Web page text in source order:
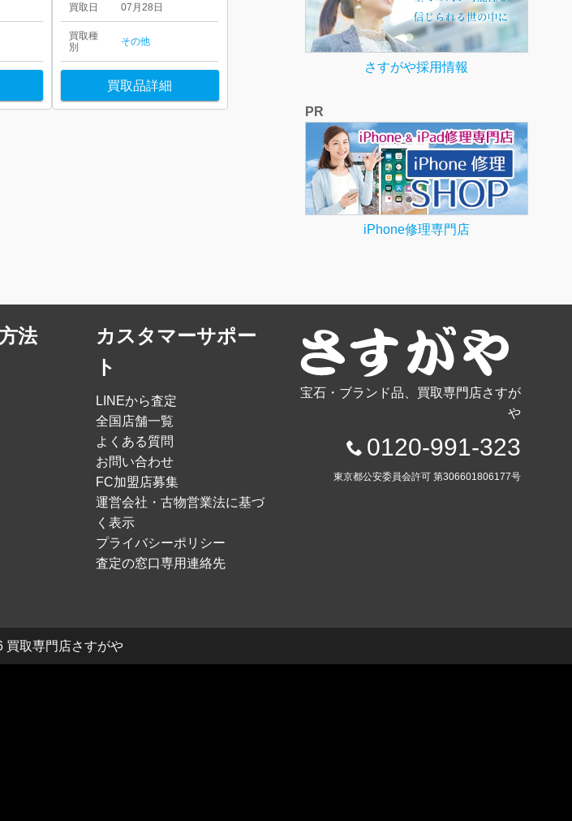
買取日 07月28日
買取種
別
その他
買取品詳細
さすがや採用情報
PR
iPhone修理専門店
法
カスタマーサポー
ト
LINEから査定
全国店舗一覧
よくある質問
お問い合わせ
FC加盟店募集
運営会社・古物営業法に基づ
く表示
プライバシーポリシー
査定の窓口専用連絡先
宝石・ブランド品、買取専門店さすが
や
0120-991-323
東京都公安委員会許可 第306601806177号
買取専門店さすがや